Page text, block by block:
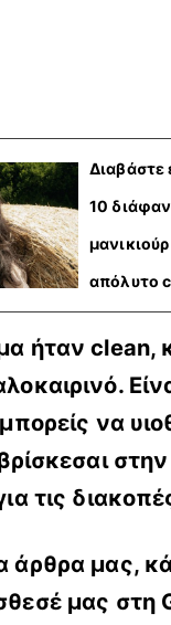
Διαβάστε
10
μανικιούρ
απόλυτο
ήταν clean,
να
τις
άρθρα μας,
μας στη